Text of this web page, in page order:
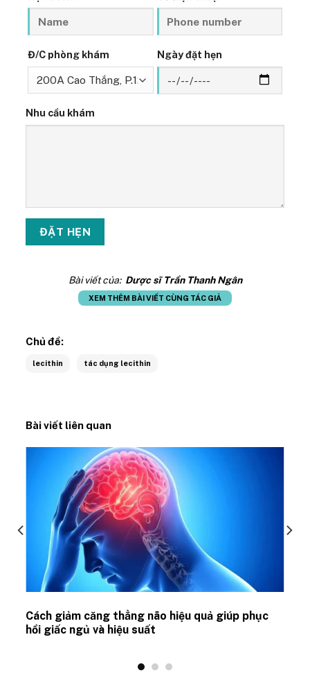
Đ/C phòng khám Ngày đặt hẹn
Nhu cầu khám
Bài viết của: Dược sĩ Trần Thanh Ngân
XEM THÊM BÀI VIẾT CÙNG TÁC GIẢ
Chủ đề:
lecithin tác dụng lecithin
Bài viết liên quan
Cách giảm căng thẳng não hiệu quả giúp phục
hồi giấc ngủ và hiệu suất